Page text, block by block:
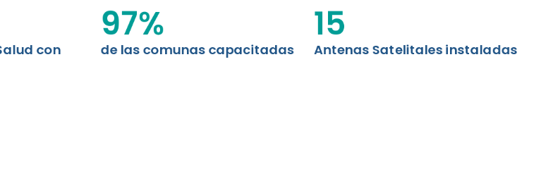
MDPA
con
de las comunas capacitadas
97%
Antenas Satelitales instaladas
15